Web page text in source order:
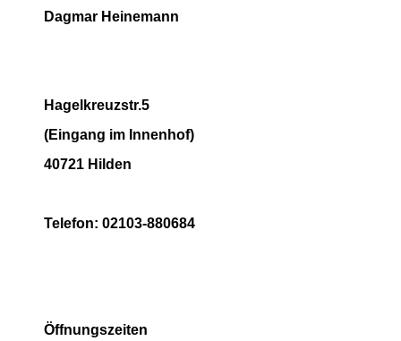
Dagmar Heinemann
Hagelkreuzstr.5
(Eingang im Innenhof)
40721 Hilden
Telefon: 02103-880684
Öffnungszeiten